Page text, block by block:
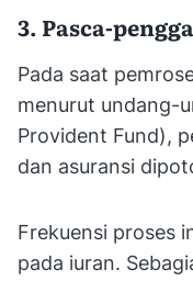
3. Pasca-
Pada saat
menurut undang-
Provident Fund),
dan asuransi
Frekuensi proses
pada iuran.